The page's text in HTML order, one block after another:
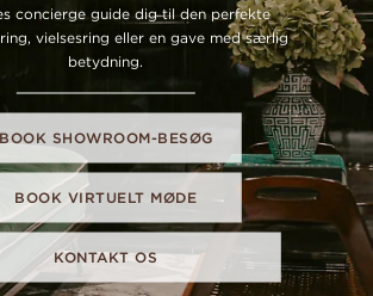
concierge guide dig til den perfekte
vielsesring eller en gave med særlig
betydning.
BOOK SHOWROOM-BESØG
BOOK VIRTUELT MØDE
KONTAKT OS